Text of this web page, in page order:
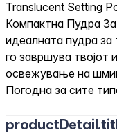
Translucent Setting
Компактна Пудра
идеалната пудра за
го завршува твојот
освежување на
Погодна за сите